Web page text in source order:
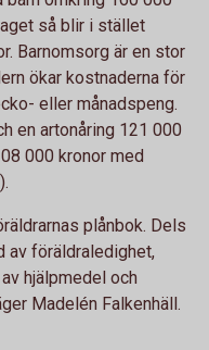
så blir i stället
Barnomsorg är en stor
ökar kostnaderna för
eller månadspeng.
en artonåring 121 000
000 kronor med
plånbok. Dels
av föräldraledighet,
hjälpmedel och
Madelén Falkenhäll.